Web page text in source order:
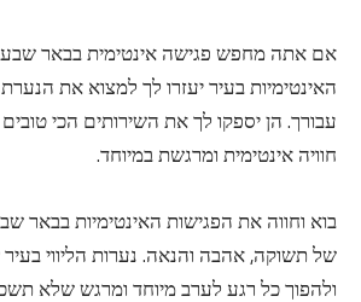
אם אתה מחפש פגישה אינטימית בבאר
האינטימיות בעיר יעזרו לך למצוא את
עבורך. הן יספקו לך את השירותים הכי
חוויה אינטימית ומרגשת במיוחד.
בוא וחווה את הפגישות האינטימיות בבאר
של תשוקה, אהבה והנאה. נערות הליווי בעיר
ולהפוך כל רגע לערב מיוחד ומרגש שלא